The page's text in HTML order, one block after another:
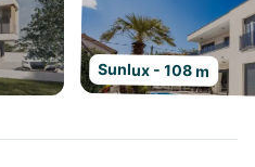
Sunlux - 108 m